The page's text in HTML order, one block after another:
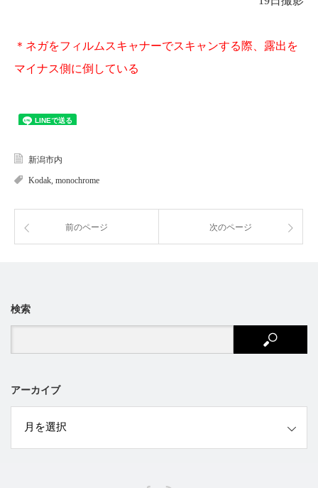
＊ネガをフィルムスキャナーでスキャンする際、露出を
マイナス側に倒している
新潟市内
Kodak monochrome
前のページ 次のページ
検索
アーカイブ